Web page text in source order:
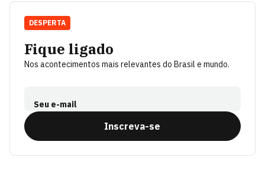
Fique ligado
Nos acontecimentos mais relevantes do Brasil e mundo.
Seu e-mail
Inscreva-se
DESPERTA